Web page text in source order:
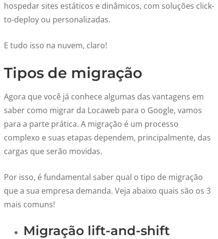
hospedar sites estáticos e dinâmicos, com soluções click-
to-deploy ou personalizadas.
E tudo isso na nuvem, claro!
Tipos de migração
Agora que você já conhece algumas das vantagens em
saber como migrar da Locaweb para o Google, vamos
para a parte prática. A migração é um processo
complexo e suas etapas dependem, principalmente, das
cargas que serão movidas.
Por isso, é fundamental saber qual o tipo de migração
que a sua empresa demanda. Veja abaixo quais são os 3
mais comuns!
Migração lift-and-shift